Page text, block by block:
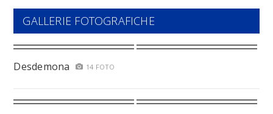
GALLERIE FOTOGRAFICHE
Desdemona 14 FOTO